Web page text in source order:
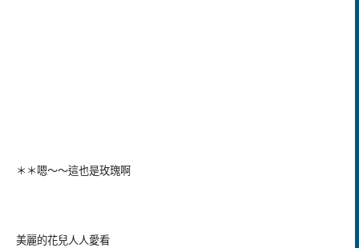
＊＊嗯～～這也是玫瑰啊
美麗的花兒人人愛看